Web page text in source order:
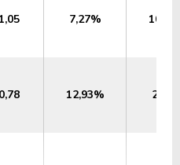
1,05 7,27%
0,78 12,93%